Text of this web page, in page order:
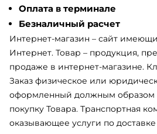
Оплата в терминале
Безналичный расчет
Интернет-магазин – сайт
Интернет. Товар – продукция,
продаже в интернет-магазине.
Заказ физическое или
оформленный должным образом
покупку Товара. Транспортная
оказывающее услуги по